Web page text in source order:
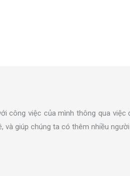
công việc của mình thông qua việc
giúp chúng ta có thêm nhiều